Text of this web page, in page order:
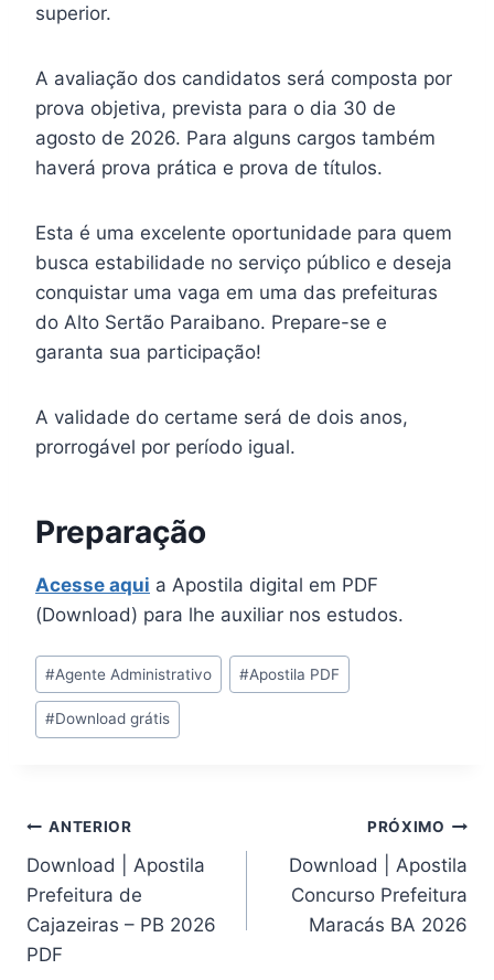
superior.
A avaliação dos candidatos será composta por
prova objetiva, prevista para o dia 30 de
agosto de 2026. Para alguns cargos também
haverá prova prática e prova de títulos.
Esta é uma excelente oportunidade para quem
busca estabilidade no serviço público e deseja
conquistar uma vaga em uma das prefeituras
do Alto Sertão Paraibano. Prepare-se e
garanta sua participação!
A validade do certame será de dois anos,
prorrogável por período igual.
Preparação
Acesse aqui a Apostila digital em PDF
(Download) para lhe auxiliar nos estudos.
Tags
do
Post:
#Agente Administrativo #Apostila PDF
#Download grátis
Navegação
de
Post
ANTERIOR
Download | Apostila
Prefeitura de
Cajazeiras – PB 2026
PDF
PRÓXIMO
Download | Apostila
Concurso Prefeitura
Maracás BA 2026